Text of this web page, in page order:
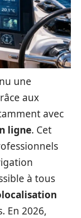
une
aux
avec
ligne. Cet
à tous
En 2026,